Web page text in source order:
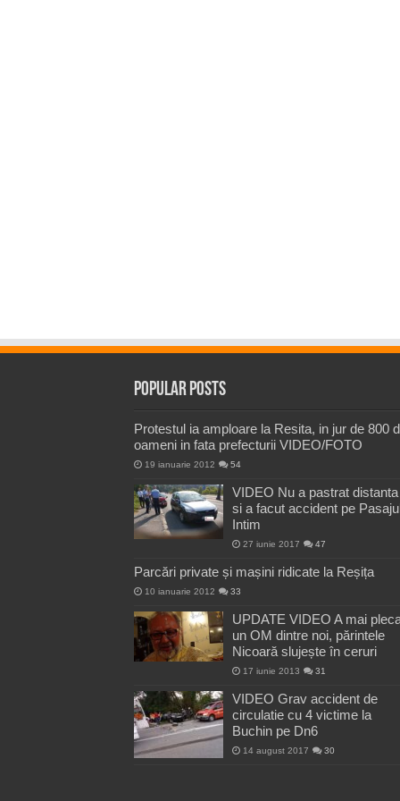
Popular Posts
Protestul ia amploare la Resita, in jur de 800
oameni in fata prefecturii VIDEO/FOTO
19 ianuarie 2012 54
VIDEO Nu a pastrat distanta
si a facut accident pe
Intim
27 iunie 2017 47
Parcări private și mașini ridicate la Reșița
10 ianuarie 2012 33
UPDATE VIDEO A mai
un OM dintre noi, părintele
Nicoară slujește în ceruri
17 iunie 2013 31
VIDEO Grav accident de
circulatie cu 4 victime la
Buchin pe Dn6
14 august 2017 30